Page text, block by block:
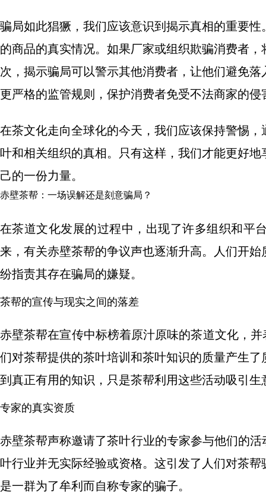
骗局如此猖獗，我们应该意识到揭示真相的重要
的商品的真实情况。如果厂家或组织欺骗消费者
次，揭示骗局可以警示其他消费者，让他们避免
更严格的监管规则，保护消费者免受不法商家的侵
在茶文化走向全球化的今天，我们应该保持警惕
叶和相关组织的真相。只有这样，我们才能更好
己的一份力量。
赤壁茶帮：一场误解还是刻意骗局？
在茶道文化发展的过程中，出现了许多组织和平
来，有关赤壁茶帮的争议声也逐渐升高。人们开
纷指责其存在骗局的嫌疑。
茶帮的宣传与现实之间的落差
赤壁茶帮在宣传中标榜着原汁原味的茶道文化，
们对茶帮提供的茶叶培训和茶叶知识的质量产生
到真正有用的知识，只是茶帮利用这些活动吸引生
专家的真实资质
赤壁茶帮声称邀请了茶叶行业的专家参与他们的
叶行业并无实际经验或资格。这引发了人们对茶
是一群为了牟利而自称专家的骗子。